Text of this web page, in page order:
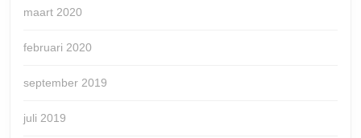
maart 2020
februari 2020
september 2019
juli 2019